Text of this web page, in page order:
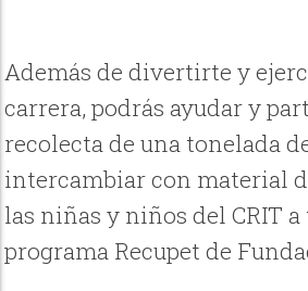
Además de divertirte y
carrera, podrás ayudar y
recolecta de una tonelada
intercambiar con material
las niñas y niños del CRIT a
programa Recupet de